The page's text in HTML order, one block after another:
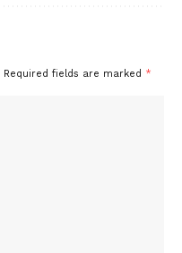
Required fields are marked *